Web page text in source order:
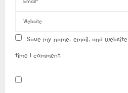
Save my name, email, and
time I comment.